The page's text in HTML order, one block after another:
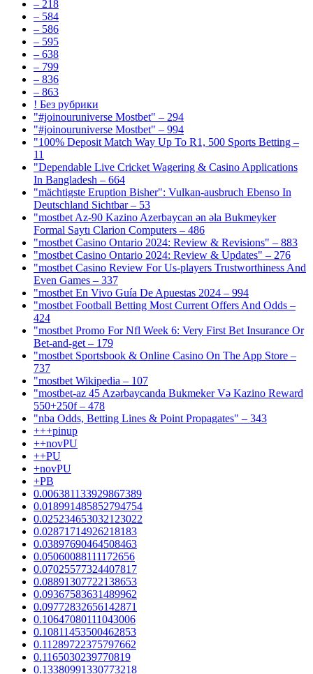
– 218
– 584
– 586
– 595
– 638
– 799
– 836
– 863
! Без рубрики
"#joinouruniverse Mostbet" – 294
"#joinouruniverse Mostbet" – 994
"100% Deposit Match Way Up To R1, 500 Sports Betting –
11
"Dependable Live Cricket Wagering & Casino Applications
In Bangladesh – 664
"mächtigste Eruption Bisher": Vulkan-ausbruch Ebenso In
Deutschland Sichtbar – 53
"mostbet Az-90 Kazino Azerbaycan ən əla Bukmeyker
Formal Saytı Clarion Computers – 486
"mostbet Casino Ontario 2024: Review & Revisions" – 883
"mostbet Casino Ontario 2024: Review & Updates" – 276
"mostbet Casino Review For Us-players Trustworthiness And
Even Games – 337
"mostbet En Vivo Guía De Apuestas 2024 – 994
"mostbet Football Betting Most Current Offers And Odds –
424
"mostbet Promo For Nfl Week 6: Very First Bet Insurance Or
Bet-and-get – 179
"‎mostbet Sportsbook & Online Casino On The App Store –
737
"mostbet Wikipedia – 107
"mostbet-az 45 Azərbaycanda Bukmeker Və Kazino Reward
550+250f – 478
"nba Odds, Betting Lines & Point Propagates" – 343
+++pinup
++novPU
++PU
+novPU
+PB
0.006381133929867389
0.018991485852794754
0.025234653032123022
0.02871714926218183
0.03897690464508463
0.05060088111172656
0.07025577324407817
0.08891307722138653
0.09367583631489962
0.09772832656142871
0.10647080111043006
0.10811453500462853
0.11289722375797662
0.1165030239770819
0.13380991330773218